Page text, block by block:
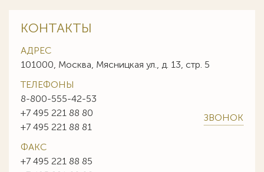
КОНТАКТЫ
АДРЕС
101000, Москва, Мясницкая ул., д. 13, стр. 5
ТЕЛЕФОНЫ
8-800-555-42-53
+7 495 221 88 80
+7 495 221 88 81
ЗВОНОК
ФАКС
+7 495 221 88 85